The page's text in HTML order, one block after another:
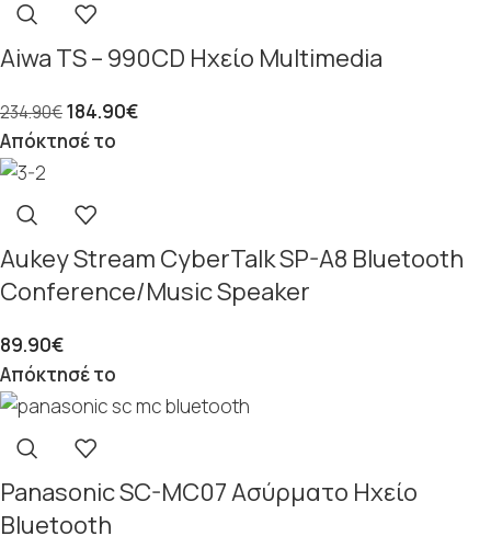
Aiwa TS – 990CD Ηχείο Multimedia
234.90€184.90€
Απόκτησέ το
Aukey Stream CyberTalk SP-A8 Bluetooth
Conference/Music Speaker
89.90€
Απόκτησέ το
Panasonic SC-MC07 Ασύρματο Ηχείο
Bluetooth